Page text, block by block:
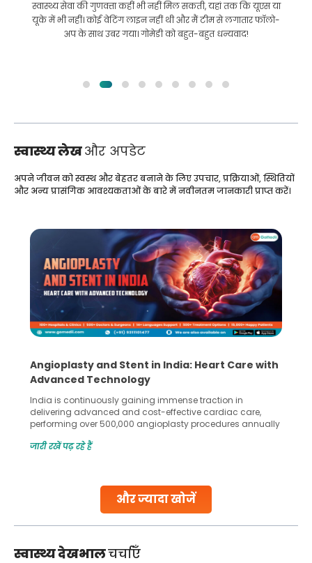
इलाज कराने के लिए बांग्लादेश से भारत की मेरी यात्रा में मेरी मदद की।
हमने GoMedii को चुनने में सही चुनाव किया। वे इलाज के बाद भी हमारे
साथ एक अच्छा रिश्ता रखते हैं
स्वास्थ्य लेखऔर अपडेट
और ज्यादा खोजें
अपने जीवन को स्वस्थ और बेहतर बनाने के लिए उपचार, प्रक्रियाओं, स्थितियों
और अन्य प्रासंगिक आवश्यकताओं के बारे में नवीनतम जानकारी प्राप्त करें।
Angioplasty and Stent in India: Heart Care with
Advanced Technology
India is continuously gaining immense traction in
delivering advanced and cost-effective cardiac care,
performing over 500,000 angioplasty procedures annually
globe are searching for treatments like angioplasty and
Studies, such as one published
जारी रखें पढ़ रहे हैं
स्वास्थ्य देखभालचर्चाएँ